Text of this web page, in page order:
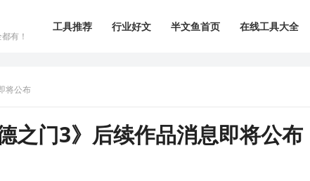
有！
工具推荐 行业好文 半文鱼首页 在线工具大全
将公布
之门3》后续作品消息即将公布